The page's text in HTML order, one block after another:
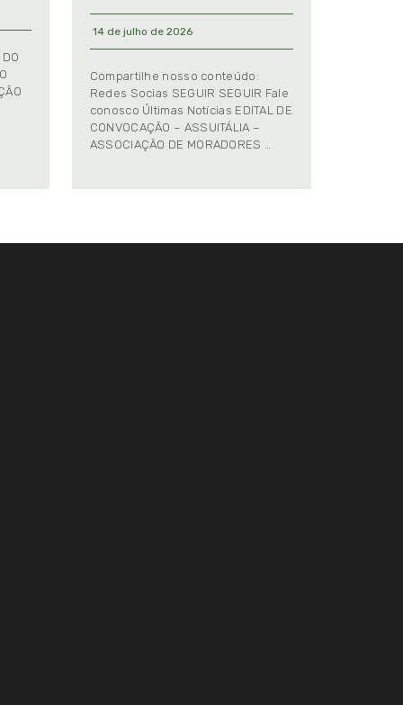
14 de julho de 2026
Compartilhe nosso conteúdo:
Redes Socias SEGUIR SEGUIR Fale
conosco Últimas Notícias EDITAL DE
CONVOCAÇÃO – ASSUITÁLIA –
ASSOCIAÇÃO DE MORADORES …